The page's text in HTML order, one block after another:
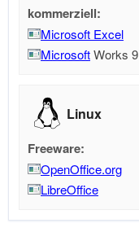
kommerziell:
Microsoft Excel
MicrosoftWorks 9
Linux
Freeware:
OpenOffice.org
LibreOffice